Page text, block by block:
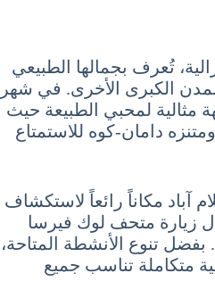
تُعرف بجمالها الطبيعي
الكبرى الأخرى. في شهر
مثالية لمحبي الطبيعة حيث
دامان-كوه للاستمتاع
آباد مكاناً رائعاً لاستكشاف
زيارة متحف لوك فيرسا
تنوع الأنشطة المتاحة،
متكاملة تناسب جميع